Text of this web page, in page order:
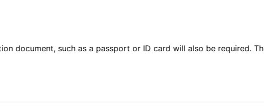
document, such as a passport or ID card will also be required.